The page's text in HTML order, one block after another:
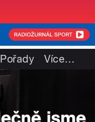
Pořady Více…